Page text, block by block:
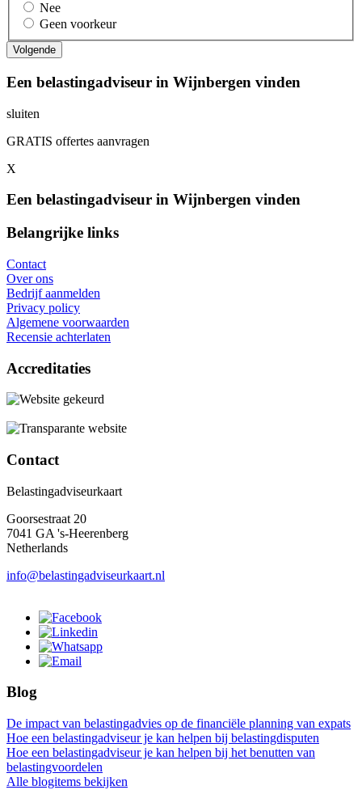
Nee
Geen voorkeur
Een belastingadviseur in Wijnbergen vinden
sluiten
GRATIS offertes aanvragen
X
Een belastingadviseur in Wijnbergen vinden
Belangrijke links
Contact
Over ons
Bedrijf aanmelden
Privacy policy
Algemene voorwaarden
Recensie achterlaten
Accreditaties
Contact
Belastingadviseurkaart
Goorsestraat 20
7041 GA 's-Heerenberg
Netherlands
info@belastingadviseurkaart.nl
Blog
De impact van belastingadvies op de financiële planning van expats
Hoe een belastingadviseur je kan helpen bij belastingdisputen
Hoe een belastingadviseur je kan helpen bij het benutten van
belastingvoordelen
Alle blogitems bekijken